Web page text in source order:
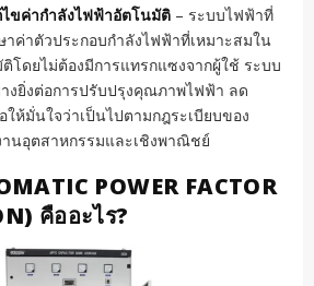
ไขค่ากำลังไฟฟ้าอัตโนมัติ – ระบบไฟฟ้าที่
ค่าตัวประกอบกำลังไฟฟ้าที่เหมาะสมใน
โดยไม่ต้องมีการแทรกแซงจากผู้ใช้ ระบบ
งยิ่งต่อการปรับปรุงคุณภาพไฟฟ้า ลด
ห้มั่นใจว่าเป็นไปตามกฎระเบียบของ
นอุตสาหกรรมและเชิงพาณิชย์
POWER FACTOR
คืออะไร?